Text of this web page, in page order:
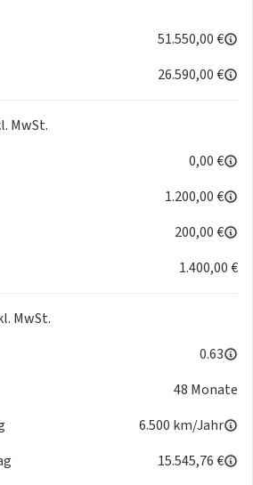
Ablagefach
(DAB+)
der Vordersitze
51.550,00 €
26.590,00 €
MwSt.
0,00 €
1.200,00 €
200,00 €
1.400,00 €
MwSt.
0.63
48 Monate
6.500 km/Jahr
15.545,76 €